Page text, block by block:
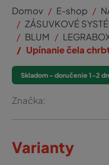
Domov E-shop
ZÁSUVKOVÉ
BLUM
Upínanie čela
Skladom - doručenie 1-2
Značka:
Varianty